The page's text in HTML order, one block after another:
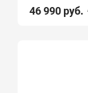
46 990 руб.